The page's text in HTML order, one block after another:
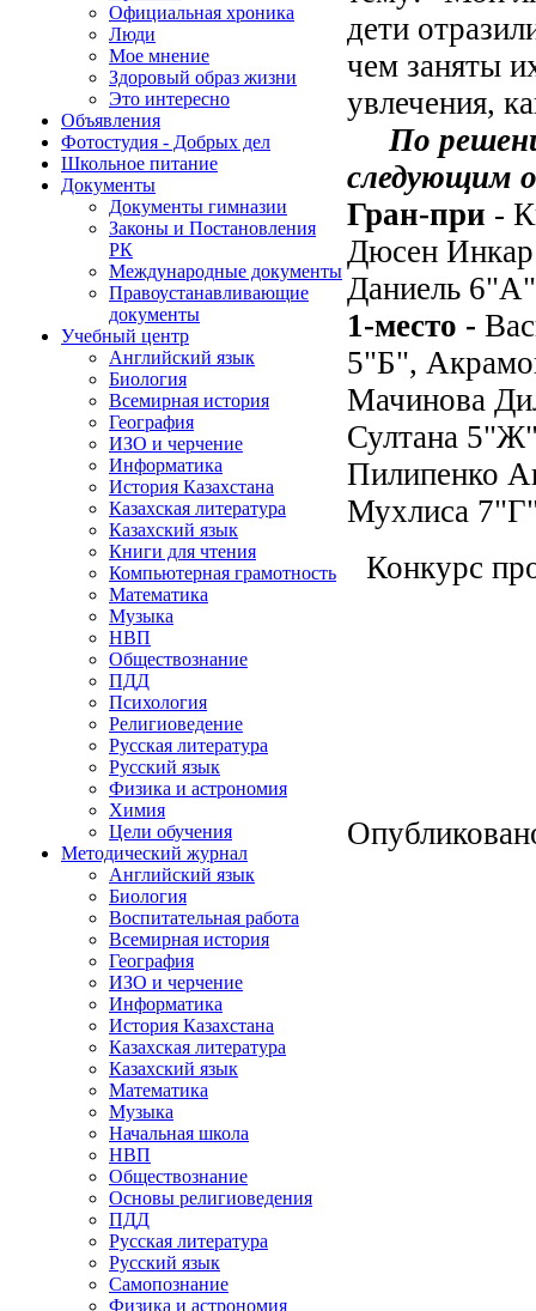
Официальная хроника
Люди
Мое мнение
Здоровый образ жизни
Это интересно
Объявления
Фотостудия - Добрых дел
Школьное питание
Документы
Документы гимназии
Законы и Постановления
РК
Международные документы
Правоустанавливающие
документы
Учебный центр
Английский язык
Биология
Всемирная история
География
ИЗО и черчение
Информатика
История Казахстана
Казахская литература
Казахский язык
Книги для чтения
Компьютерная грамотность
Математика
Музыка
НВП
Обществознание
ПДД
Психология
Религиоведение
Русская литература
Русский язык
Физика и астрономия
Химия
Цели обучения
Методический журнал
Английский язык
Биология
Воспитательная работа
Всемирная история
География
ИЗО и черчение
Информатика
История Казахстана
Казахская литература
Казахский язык
Математика
Музыка
Начальная школа
НВП
Обществознание
Основы религиоведения
ПДД
Русская литература
Русский язык
Самопознание
Физика и астрономия
дети
чем заняты
увлечения,
По
следующим
Гран-при -
Дюсен
Даниель
1-место -
5"Б",
Мачинова
Султана
Пилипенко
Мухлиса
Конкурс